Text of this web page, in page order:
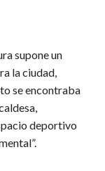
supone un
la ciudad,
se encontraba
deportivo